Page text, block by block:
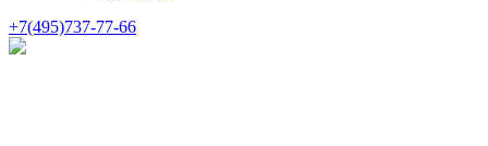
+7(495)737-77-66